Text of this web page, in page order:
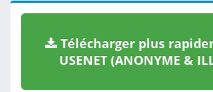
Télécharger plus
USENET (ANONYME &